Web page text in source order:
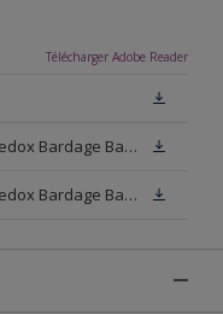
Télécharger Adobe Reader
Fiche de données de sécurité Redox Bardage Base N00
Fiche de données de sécurité Redox Bardage Base W05